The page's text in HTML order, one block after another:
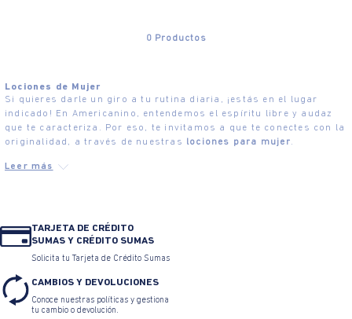
0 Productos
Lociones de Mujer
Si quieres darle un giro a tu rutina diaria, ¡estás en el lugar
indicado! En Americanino, entendemos el espíritu libre y audaz
que te caracteriza. Por eso, te invitamos a que te conectes con la
originalidad, a través de nuestras lociones para mujer.
TARJETA DE CRÉDITO
SUMAS Y CRÉDITO SUMAS
Solicita tu Tarjeta de Crédito Sumas
CAMBIOS Y DEVOLUCIONES
Conoce nuestras políticas y gestiona
tu cambio o devolución.